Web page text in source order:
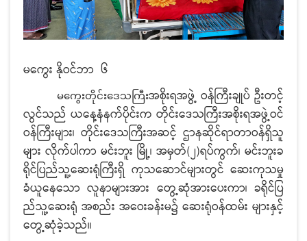
မကွေး နိုဝင်ဘာ ၆
မကွေးတိုင်းဒေသကြီးအစိုးရအဖွဲ့ ဝန်ကြီးချုပ် ဦးတင့်
လွင်သည် ယနေ့နံနက်ပိုင်းက တိုင်းဒေသကြီးအစိုးရအဖွဲ့ဝင်
ဝန်ကြီးများ၊ တိုင်းဒေသကြီးအဆင့် ဌာနဆိုင်ရာတာဝန်ရှိသူ
များ လိုက်ပါကာ မင်းဘူး မြို့၊ အမှတ်(၂)ရပ်ကွက်၊ မင်းဘူးခ
ရိုင်ပြည်သူ့ဆေးရုံကြီးရှိ ကုသဆောင်များတွင် ဆေးကုသမှု
ခံယူနေသော လူနာများအား တွေ့ဆုံအားပေးကာ၊ ခရိုင်ပြ
ည်သူ့ဆေးရုံ အစည်း အဝေးခန်းမ၌ ဆေးရုံဝန်ထမ်း များနှင့်
တွေ့ဆုံခဲ့သည်။